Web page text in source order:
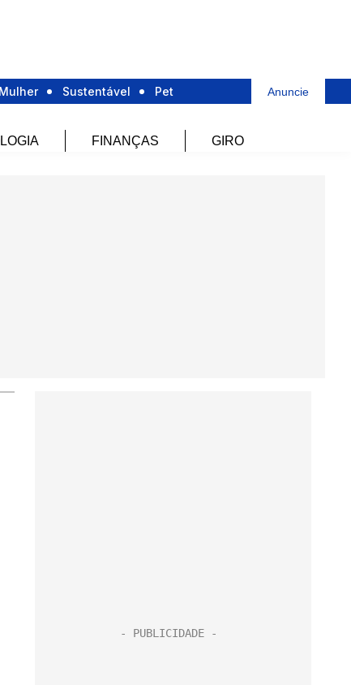
Mulher Sustentável Pet Anuncie
FINANÇAS GIRO